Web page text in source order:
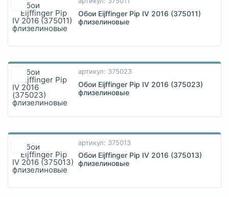
Обои Eijffinger Pip IV 2016 (375011)
флизелиновые
артикул: 375023
Обои Eijffinger Pip IV 2016 (375023)
флизелиновые
артикул: 375013
Обои Eijffinger Pip IV 2016 (375013)
флизелиновые